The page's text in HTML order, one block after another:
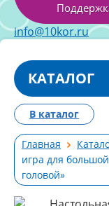
info@10kor.ru
КАТАЛОГ
Главная
игра для
головой»
В каталог